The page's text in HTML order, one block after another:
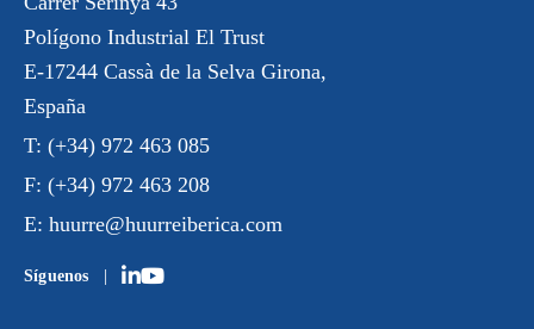
Polígono Industrial El Trust
E-17244 Cassà de la Selva Girona,
España
T: (+34) 972 463 085
F: (+34) 972 463 208
E: huurre@huurreiberica.com
Síguenos